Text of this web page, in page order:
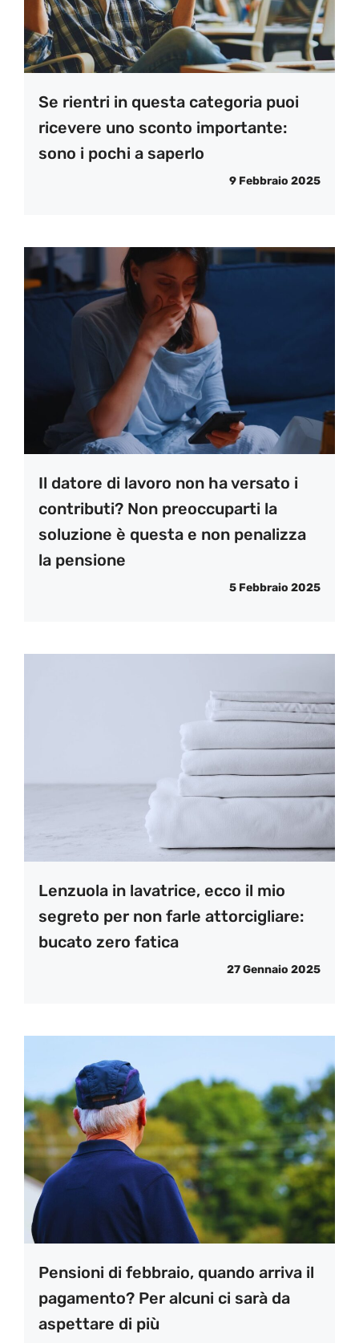
Se rientri in questa categoria puoi
ricevere uno sconto importante:
sono i pochi a saperlo
9 Febbraio 2025
Il datore di lavoro non ha versato i
contributi? Non preoccuparti la
soluzione è questa e non penalizza
la pensione
5 Febbraio 2025
Lenzuola in lavatrice, ecco il mio
segreto per non farle attorcigliare:
bucato zero fatica
27 Gennaio 2025
Pensioni di febbraio, quando arriva il
pagamento? Per alcuni ci sarà da
aspettare di più